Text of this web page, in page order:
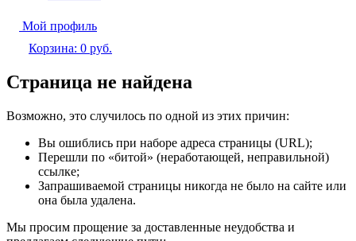
Мой профиль
Корзина: 0 руб.
Страница не найдена
Возможно, это случилось по одной из этих причин:
Вы ошиблись при наборе адреса страницы (URL);
Перешли по «битой» (неработающей, неправильной)
ссылке;
Запрашиваемой страницы никогда не было на сайте или
она была удалена.
Мы просим прощение за доставленные неудобства и